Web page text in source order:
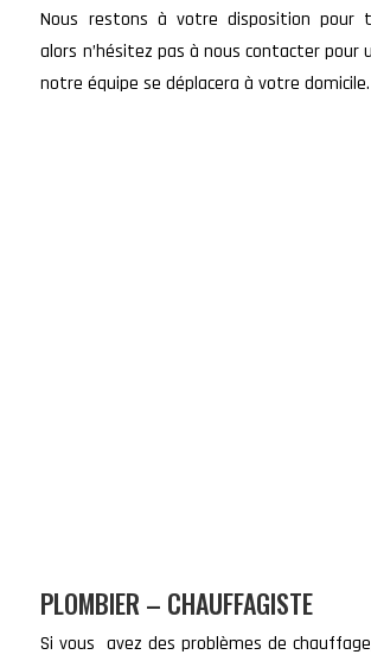
Nous restons à votre disposition pour
alors n’hésitez pas à nous contacter pour
notre équipe se déplacera à votre domicile.
PLOMBIER – CHAUFFAGISTE
Si vous avez des problèmes de